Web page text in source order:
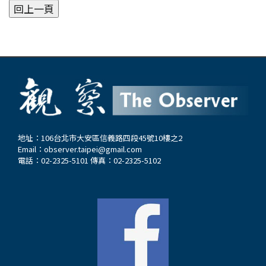
地址：106台北市大安區信義路四段45號10樓之2
Email： observer.taipei@gmail.com
電話：02-2325-5101 傳真：02-2325-5102